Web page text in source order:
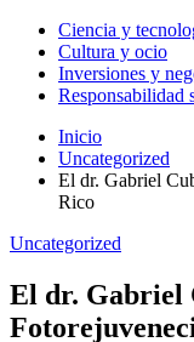
Ciencia y
Cultura y ocio
Inversiones y
Responsabilidad
Inicio
Uncategorized
El dr. Gabriel
Rico
Uncategorized
El dr. Gabriel